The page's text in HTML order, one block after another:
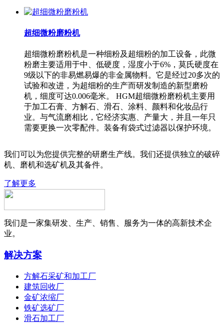
超细微粉磨粉机
超细微粉磨粉机是一种细粉及超细粉的加工设备，此微
粉磨主要适用于中、低硬度，湿度小于6%，莫氏硬度在
9级以下的非易燃易爆的非金属物料。它是经过20多次的
试验和改进，为超细粉的生产而研发制造的新型磨粉
机，细度可达0.006毫米。 HGM超细微粉磨粉机主要用
于加工石膏、方解石、滑石、涂料、颜料和化妆品行
业。与气流磨相比，它经济实惠、产量大，并且一年只
需要更换一次零配件。装备有袋式过滤器以保护环境。
我们可以为您提供完整的研磨生产线。我们还提供独立的破碎
机、磨机和选矿机及其备件。
了解更多
我们是一家集研发、生产、销售、服务为一体的高新技术企
业。
解决方案
方解石采矿和加工厂
建筑回收厂
金矿浓缩厂
铁矿选矿厂
滑石加工厂